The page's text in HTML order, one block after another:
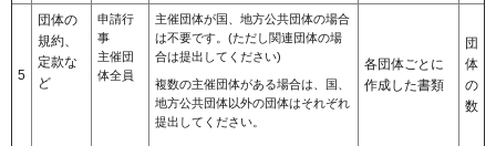
5
団体の
規約、
定款な
ど
申請行
事
主催団
体全員
主催団体が国、地方公共団体の場合
は不要です。(ただし関連団体の場
合は提出してください)
複数の主催団体がある場合は、国、
地方公共団体以外の団体はそれぞれ
提出してください。
各団体ごとに
作成した書類
団
体
の
数